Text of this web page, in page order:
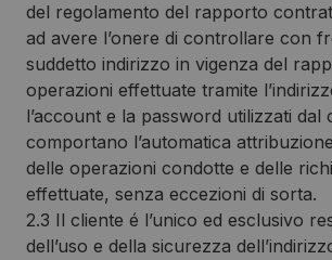
del regolamento del rapporto
ad avere l’onere di controllare con
suddetto indirizzo in vigenza del
operazioni effettuate tramite
l’account e la password utilizzati dal
comportano l’automatica
delle operazioni condotte e delle
effettuate, senza eccezioni di sorta.
2.3 Il cliente é l’unico ed esclusivo
dell’uso e della sicurezza